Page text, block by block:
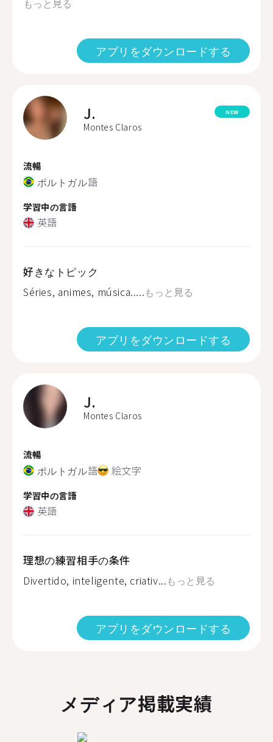
もっと見る
アプリをダウンロードする
J.
Montes Claros
NEW
流暢
ポルトガル語
学習中の言語
英語
好きなトピック
Séries, animes, música.....もっと見る
アプリをダウンロードする
J.
Montes Claros
流暢
ポルトガル語 絵文字
学習中の言語
英語
理想の練習相手の条件
Divertido, inteligente, criativ...もっと見る
アプリをダウンロードする
メディア掲載実績